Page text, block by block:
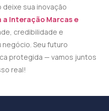
sua inovação
a Interação Marcas e
credibilidade e
Seu futuro
protegida — vamos juntos
real!